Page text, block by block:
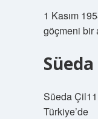
1 Kasım
göçmeni bir
Süeda Çil11
Türkiye’de